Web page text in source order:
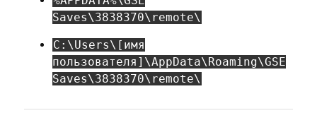
Saves\3838370\remote\
C:\Users\[имя
пользователя]\AppData\Roaming\GSE
Saves\3838370\remote\